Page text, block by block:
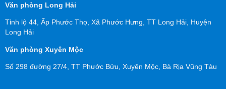
Văn phòng Long Hải
Tỉnh lộ 44, Ấp Phước Thọ, Xã Phước Hưng, TT Long Hải, Huyện
Long Hải
Văn phòng Xuyên Mộc
Số 298 đường 27/4, TT Phước Bửu, Xuyên Mộc, Bà Rịa Vũng Tàu